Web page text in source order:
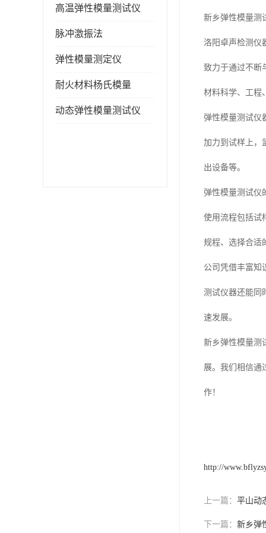
高温弹性模量测试仪
脉冲激振法
弹性模量测定仪
耐火材料杨氏模量
动态弹性模量测试仪
新乡弹性模量测
洛阳卓声检测仪
致力于通过不断
材料科学、工程
弹性模量测试仪
加力到试样上，
出设备等。
弹性模量测试仪
使用流程包括试
规程、选择合适
公司凭借丰富知
测试仪器还能同
速发展。
新乡弹性模量测
展。我们相信通
作！
http://
上一篇： 平山动
下一篇： 新乡弹